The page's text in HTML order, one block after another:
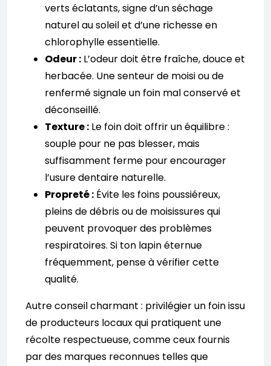
verts éclatants, signe d’un séchage
naturel au soleil et d’une richesse en
chlorophylle essentielle.
Odeur : L’odeur doit être fraîche, douce et
herbacée. Une senteur de moisi ou de
renfermé signale un foin mal conservé et
déconseillé.
Texture : Le foin doit offrir un équilibre :
souple pour ne pas blesser, mais
suffisamment ferme pour encourager
l’usure dentaire naturelle.
Propreté : Évite les foins poussiéreux,
pleins de débris ou de moisissures qui
peuvent provoquer des problèmes
respiratoires. Si ton lapin éternue
fréquemment, pense à vérifier cette
qualité.
Autre conseil charmant : privilégier un foin issu
de producteurs locaux qui pratiquent une
récolte respectueuse, comme ceux fournis
par des marques reconnues telles que